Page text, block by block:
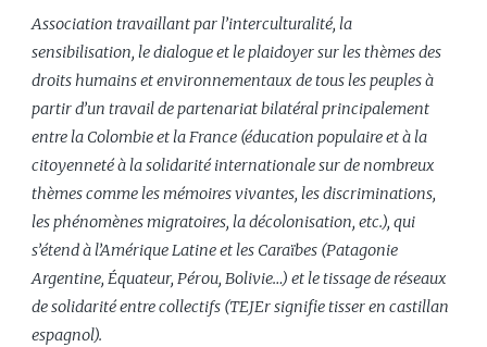
Association travaillant par l’interculturalité, la
sensibilisation, le dialogue et le plaidoyer sur les thèmes des
droits humains et environnementaux de tous les peuples à
partir d’un travail de partenariat bilatéral principalement
entre la Colombie et la France (éducation populaire et à la
citoyenneté à la solidarité internationale sur de nombreux
thèmes comme les mémoires vivantes, les discriminations,
les phénomènes migratoires, la décolonisation, etc.), qui
s’étend à l’Amérique Latine et les Caraïbes (Patagonie
Argentine, Équateur, Pérou, Bolivie…) et le tissage de réseaux
de solidarité entre collectifs (TEJEr signifie tisser en castillan
espagnol).